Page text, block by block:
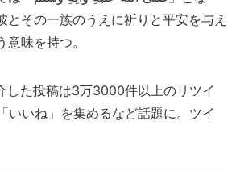
とその一族のうえに祈りと平安を与え
味を持つ。
した投稿は3万3000件以上のリツイ
いいね」を集めるなど話題に。ツイ